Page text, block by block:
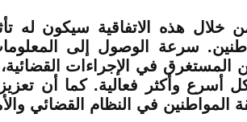
خلال هذه الاتفاقية سيكون له
سرعة الوصول إلى المعلومات
في الإجراءات
أسرع وأكثر فعالية. كما أن
المواطنين في النظام القضائي